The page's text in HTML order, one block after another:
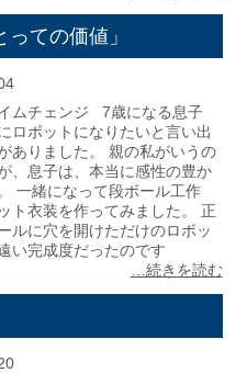
ての価値」
ムチェンジ 7歳になる息子
ロボットになりたいと言い出
ありました。 親の私がいうの
、息子は、本当に感性の豊か
一緒になって段ボール工作
ト衣装を作ってみました。 正
ルに穴を開けただけのロボッ
い完成度だったのです
…続きを読む